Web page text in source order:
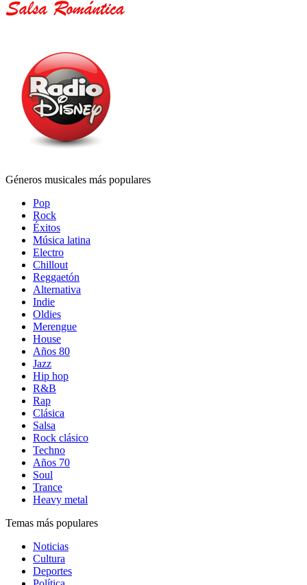
Géneros musicales más populares
Pop
Rock
Éxitos
Música latina
Electro
Chillout
Reggaetón
Alternativa
Indie
Oldies
Merengue
House
Años 80
Jazz
Hip hop
R&B
Rap
Clásica
Salsa
Rock clásico
Techno
Años 70
Soul
Trance
Heavy metal
Temas más populares
Noticias
Cultura
Deportes